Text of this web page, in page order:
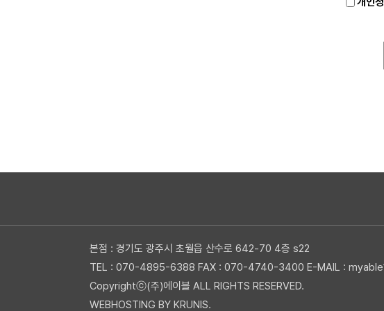
본점 : 경기도 광주시 초월읍 산수로 642-70 4층 s22
TEL : 070-4895-6388 FAX : 070-4740-3400 E-MAIL :
Copyrightⓒ(주)에이블 ALL RIGHTS RESERVED.
WEBHOSTING BY KRUNIS.